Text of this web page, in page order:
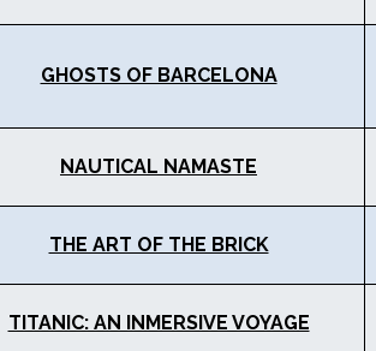
GHOSTS OF BARCELONA
NAUTICAL NAMASTE
THE ART OF THE BRICK
TITANIC: AN INMERSIVE VOYAGE